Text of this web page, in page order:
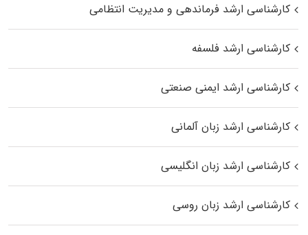
کارشناسی ارشد فرماندهی و مدیریت انتظامی
کارشناسی ارشد فلسفه
کارشناسی ارشد ایمنی صنعتی
کارشناسی ارشد زبان آلمانی
کارشناسی ارشد زبان انگلیسی
کارشناسی ارشد زبان روسی